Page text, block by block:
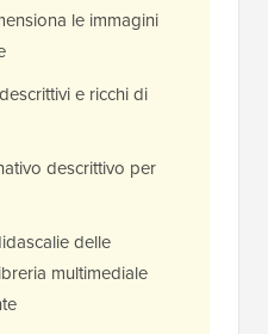
le immagini
e ricchi di
descrittivo per
delle
multimediale